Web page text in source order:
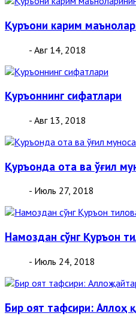
Қуръони карим
- Авг 14, 2018
Қуръоннинг сифатлари
- Авг 13, 2018
Қуръонда ота ва ўғил
- Июль 27, 2018
Намоздан сўнг Қуръон
- Июль 24, 2018
Бир оят тафсири: Аллоҳ